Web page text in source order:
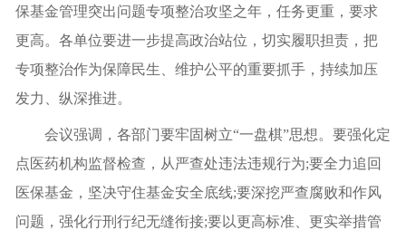
保基金管理突出问题专项整治攻坚之年，任务更重，要求
更高。各单位要进一步提高政治站位，切实履职担责，把
专项整治作为保障民生、维护公平的重要抓手，持续加压
发力、纵深推进。
会议强调，各部门要牢固树立“一盘棋”思想。要强化定
点医药机构监督检查，从严查处违法违规行为;要全力追回
医保基金，坚决守住基金安全底线;要深挖严查腐败和作风
问题，强化行刑行纪无缝衔接;要以更高标准、更实举措管